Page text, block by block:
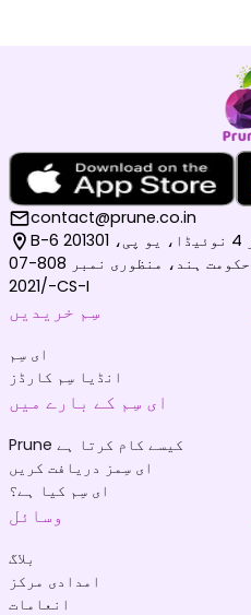
contact@prune.co.in
محکمہ ٹیلی کمیونیکیشن، حکومت ہند، منظوری نمبر 808-07
/2021-CS-I
سِم خریدیں
ای سِم
انڈیا سِم کارڈز
ای سِم کے بارے میں
Prune کیسے کام کرتا ہے
ای سِمز دریافت کریں
ای سِم کیا ہے؟
وسائل
بلاگ
امدادی مرکز
انعامات